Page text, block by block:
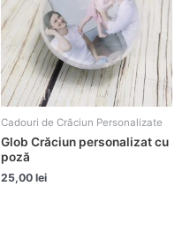
Cadouri de Crăciun Personalizate
Glob Crăciun personalizat cu
poză
25,00 lei